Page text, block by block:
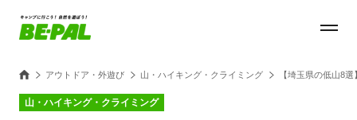
アウトドア・外遊び 山・ハイキング・クライミング 【埼玉県の低山8
山・ハイキング・クライミング